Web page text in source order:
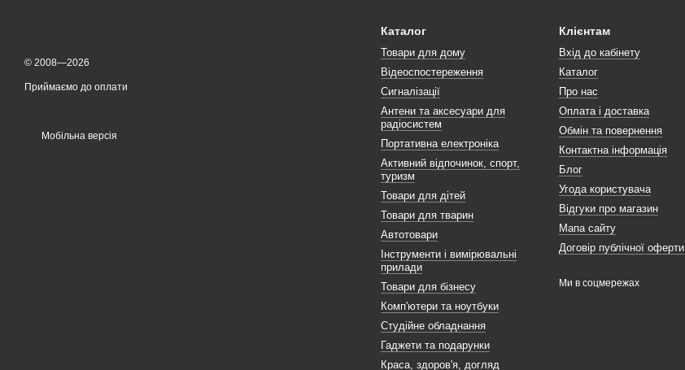
© 2008—2026
Приймаємо до оплати
Мобільна версія
Каталог
Товари для дому
Відеоспостереження
Сигналізації
Антени та аксесуари для
радіосистем
Портативна електроніка
Активний відпочинок, спорт,
туризм
Товари для дітей
Товари для тварин
Автотовари
Інструменти і вимірювальні
прилади
Товари для бізнесу
Комп'ютери та ноутбуки
Студійне обладнання
Гаджети та подарунки
Краса, здоров'я, догляд
Клієнтам
Вхід до кабінету
Каталог
Про нас
Оплата і доставка
Обмін та повернення
Контактна інформація
Блог
Угода користувача
Відгуки про магазин
Мапа сайту
Договір публічної оферти
Ми в соцмережах